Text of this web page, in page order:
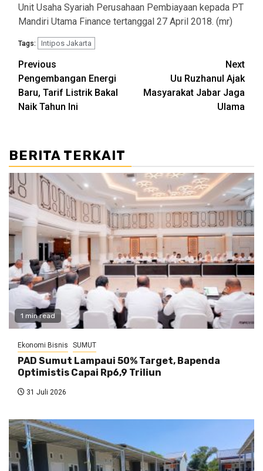
Unit Usaha Syariah Perusahaan Pembiayaan kepada PT
Mandiri Utama Finance tertanggal 27 April 2018. (mr)
Tags: Intipos Jakarta
Post
navigation
Previous
Pengembangan Energi
Baru, Tarif Listrik Bakal
Naik Tahun Ini
Next
Uu Ruzhanul Ajak
Masyarakat Jabar Jaga
Ulama
BERITA TERKAIT
1 min read
Ekonomi Bisnis SUMUT
PAD Sumut Lampaui 50% Target, Bapenda
Optimistis Capai Rp6,9 Triliun
31 Juli 2026